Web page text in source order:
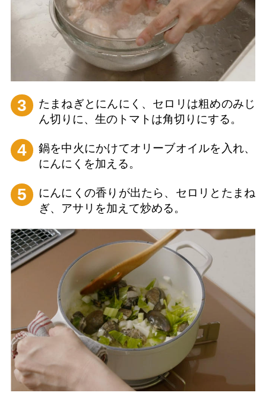
3
たまねぎとにんにく、セロリは粗めのみじ
ん切りに、生のトマトは角切りにする。
4
鍋を中火にかけてオリーブオイルを入れ、
にんにくを加える。
5
にんにくの香りが出たら、セロリとたまね
ぎ、アサリを加えて炒める。